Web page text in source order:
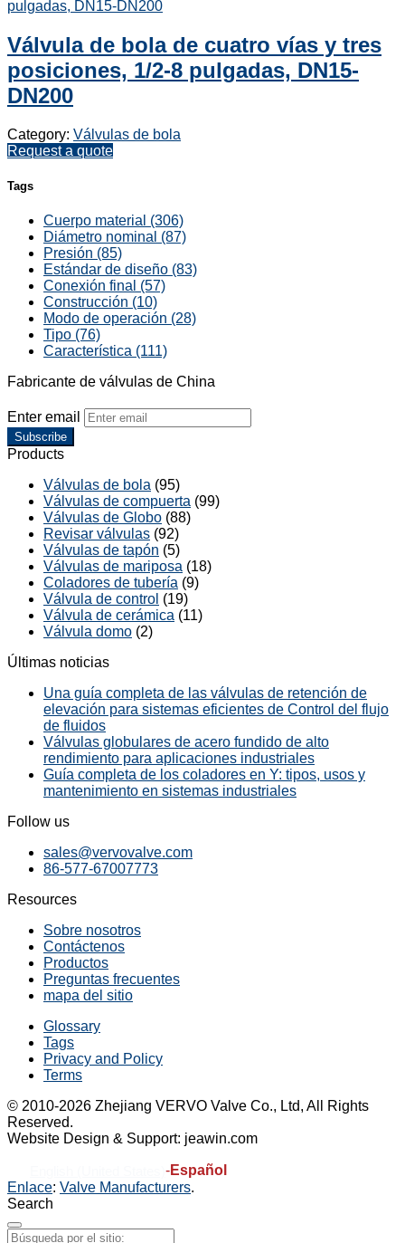
Válvula de bola de cuatro vías y tres
posiciones, 1/2-8 pulgadas, DN15-
DN200
Category: Válvulas de bola
Request a quote
Tags
Cuerpo material (306)
Diámetro nominal (87)
Presión (85)
Estándar de diseño (83)
Conexión final (57)
Construcción (10)
Modo de operación (28)
Tipo (76)
Característica (111)
Fabricante de válvulas de China
Enter email
Subscribe
Products
Válvulas de bola (95)
Válvulas de compuerta (99)
Válvulas de Globo (88)
Revisar válvulas (92)
Válvulas de tapón (5)
Válvulas de mariposa (18)
Coladores de tubería (9)
Válvula de control (19)
Válvula de cerámica (11)
Válvula domo (2)
Últimas noticias
Una guía completa de las válvulas de retención de
elevación para sistemas eficientes de Control del flujo
de fluidos
Válvulas globulares de acero fundido de alto
rendimiento para aplicaciones industriales
Guía completa de los coladores en Y: tipos, usos y
mantenimiento en sistemas industriales
Follow us
sales@vervovalve.com
86-577-67007773
Resources
Sobre nosotros
Contáctenos
Productos
Preguntas frecuentes
mapa del sitio
Glossary
Tags
Privacy and Policy
Terms
© 2010-2026 Zhejiang VERVO Valve Co., Ltd, All Rights
Reserved.
Website Design & Support: jeawin.com
-Español
Enlace: Valve Manufacturers.
Search